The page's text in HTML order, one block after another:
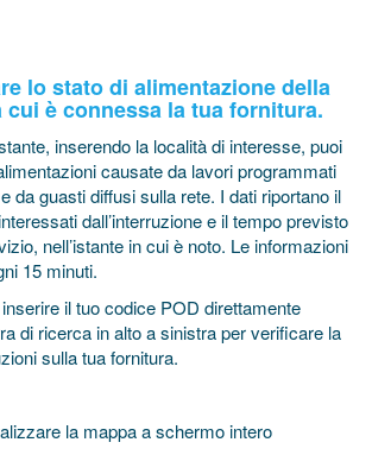
lo stato di alimentazione della
cui è connessa la tua fornitura.
inserendo la località di interesse, puoi
causate da lavori programmati
da guasti diffusi sulla rete. I dati riportano il
dall’interruzione e il tempo previsto
nell’istante in cui è noto. Le informazioni
15 minuti.
il tuo codice POD direttamente
di ricerca in alto a sinistra per verificare la
sulla tua fornitura.
la mappa a schermo intero